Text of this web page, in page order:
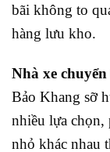
bãi không to
hàng lưu kho.
Nhà xe
Bảo Khang sỡ
nhiều lựa
nhỏ khác nhau